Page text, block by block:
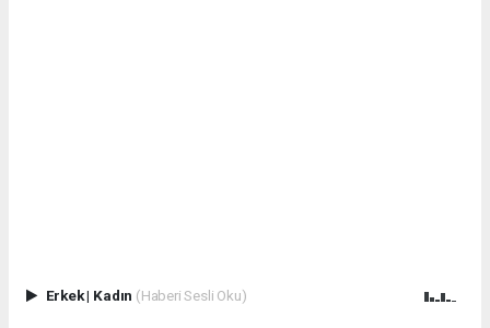
Erkek| Kadın (Haberi Sesli Oku)